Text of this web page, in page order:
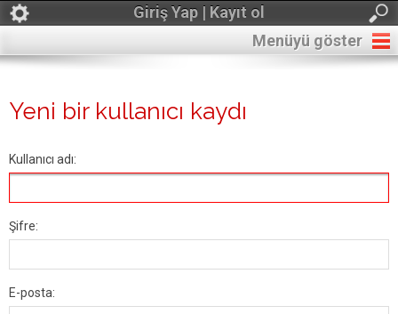
Giriş Yap | Kayıt ol
Menüyü göster
Yeni bir kullanıcı kaydı
Kullanıcı adı:
Şifre:
E-posta: